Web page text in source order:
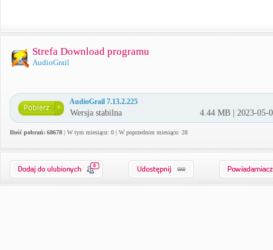
Strefa Download programu
AudioGrail
AudioGrail 7.13.2.225
Wersja stabilna 4.44 MB | 2023-05-
Ilość pobrań: 68678 | W tym miesiącu: 0 | W poprzednim miesiącu: 28
0